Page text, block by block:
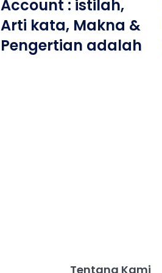
Account : istilah,
Arti kata, Makna &
Pengertian adalah
Tentang Kami